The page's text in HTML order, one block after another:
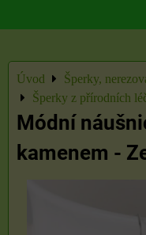
Úvod
Šperky,
Šperky z přírodních
Módní
kamenem -